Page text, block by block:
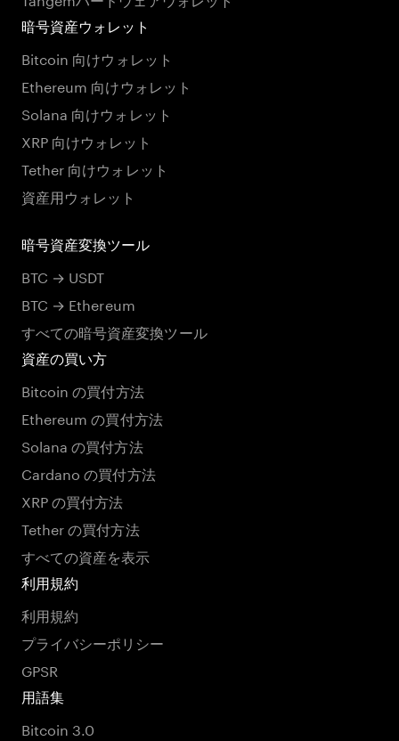
暗号資産ウォレット
Bitcoin 向けウォレット
Ethereum 向けウォレット
Solana 向けウォレット
XRP 向けウォレット
Tether 向けウォレット
資産用ウォレット
暗号資産変換ツール
BTC → USDT
BTC → Ethereum
すべての暗号資産変換ツール
資産の買い方
Bitcoin の買付方法
Ethereum の買付方法
Solana の買付方法
Cardano の買付方法
XRP の買付方法
Tether の買付方法
すべての資産を表示
利用規約
利用規約
プライバシーポリシー
GPSR
用語集
Bitcoin 3.0